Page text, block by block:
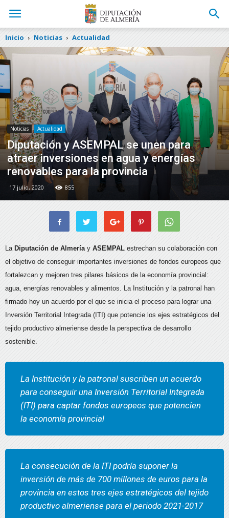
Inicio Noticias Actualidad
Noticias Actualidad
Diputación y ASEMPAL se unen para
atraer inversiones en agua y energías
renovables para la provincia
17 julio, 2020 855
La Diputación de Almeríay ASEMPAL estrechan su colaboración con
el objetivo de conseguir importantes inversiones de fondos europeos que
fortalezcan y mejoren tres pilares básicos de la economía provincial:
agua, energías renovables y alimentos. La Institución y la patronal han
firmado hoy un acuerdo por el que se inicia el proceso para lograr una
Inversión Territorial Integrada (ITI) que potencie los ejes estratégicos del
tejido productivo almeriense desde la perspectiva de desarrollo
sostenible.
La Institución y la patronal suscriben un acuerdo
para conseguir una Inversión Territorial Integrada
(ITI) para captar fondos europeos que potencien
la economía provincial
La consecución de la ITI podría suponer la
inversión de más de 700 millones de euros para la
provincia en estos tres ejes estratégicos del tejido
productivo almeriense para el periodo 2021-2017